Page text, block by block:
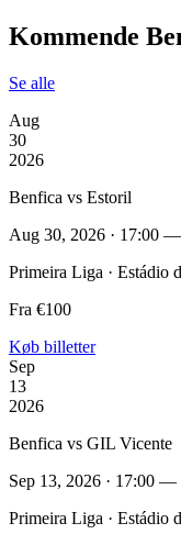
Kommende
Se alle
Aug
30
2026
Benfica vs Estoril
Aug 30, 2026 · 17:00
Primeira Liga · Estádio
Fra €100
Køb billetter
Sep
13
2026
Benfica vs GIL Vicente
Sep 13, 2026 · 17:00 —
Primeira Liga · Estádio